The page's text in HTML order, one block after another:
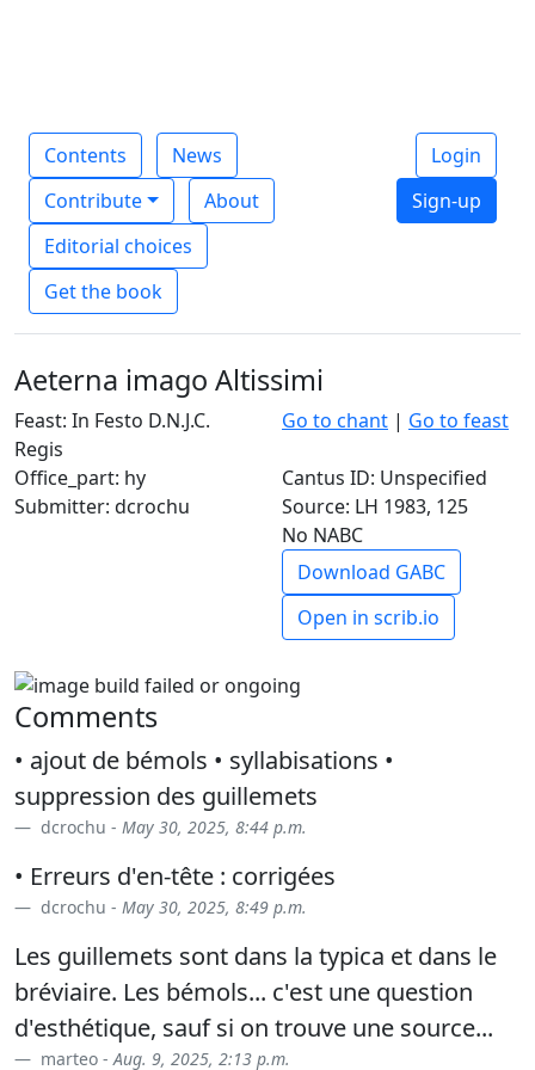
Contents
News
Contribute
About
Editorial choices
Get the book
Login
Sign-up
Aeterna imago Altissimi
Feast: In Festo D.N.J.C.
Regis
Go to chant | Go to feast
Office_part: hy
Cantus ID: Unspecified
Submitter: dcrochu
Source: LH 1983, 125
No NABC
Download GABC
Open in scrib.io
Comments
• ajout de bémols • syllabisations •
suppression des guillemets
dcrochu - May 30, 2025, 8:44 p.m.
• Erreurs d'en-tête : corrigées
dcrochu - May 30, 2025, 8:49 p.m.
Les guillemets sont dans la typica et dans le
bréviaire. Les bémols... c'est une question
d'esthétique, sauf si on trouve une source...
marteo - Aug. 9, 2025, 2:13 p.m.